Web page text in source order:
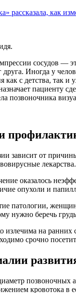
рассказала, как
сосудов —
Иногда у
с детства, так и
пациенту
позвоночника
зависит от
оказалось
опухоли и
патологии,
нужно беречь
излечима на
срочно
позвоночных
кровотока в